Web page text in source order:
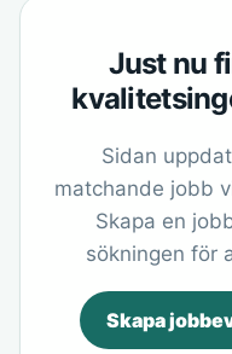
Just nu
Sidan
matchande jobb
Skapa en
sökningen för
Skapa